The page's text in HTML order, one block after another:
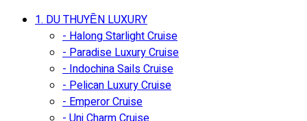
1. DU THUYỀN LUXURY
- Halong Starlight Cruise
- Paradise Luxury Cruise
- Indochina Sails Cruise
- Pelican Luxury Cruise
- Emperor Cruise